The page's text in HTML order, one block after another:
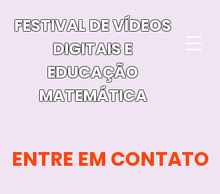
FESTIVAL DE VÍDEOS
DIGITAIS E
EDUCAÇÃO
MATEMÁTICA
ENTRE EM CONTATO